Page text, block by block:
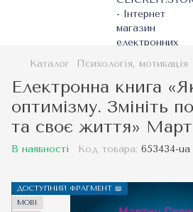
Каталог Психологія, мотивація
Електронна книга
оптимізму. Змініть
та своє життя»
В наявності Код товара: 653434-ua
ДОСТУПНИЙ ФРАГМЕНТ 📖
MOBI